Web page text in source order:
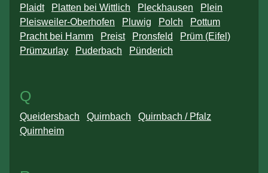
Plaidt
Platten bei Wittlich Pleckhausen
Plein
Pleisweiler-Oberhofen
Pluwig Polch
Pottum
Pracht bei Hamm
Preist Pronsfeld
Prüm (Eifel)
Prümzurlay
Puderbach Pünderich
Q
Queidersbach Quirnbach
Quirnbach / Pfalz
Quirnheim